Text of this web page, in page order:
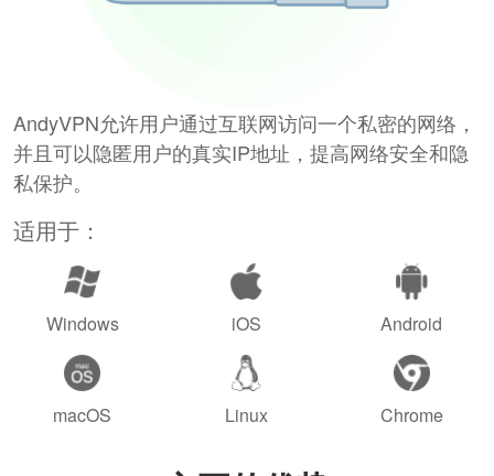
AndyVPN允许用户通过互联网访问一个私密的网络，
并且可以隐匿用户的真实IP地址，提高网络安全和隐
私保护。
适用于：
Windows iOS Android
macOS Linux Chrome